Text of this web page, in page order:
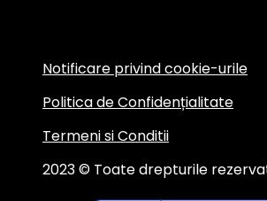
2023 © Toate drepturile
Notificare privind cookie-urile
Politica de Confidențialitate
Termeni si Conditii